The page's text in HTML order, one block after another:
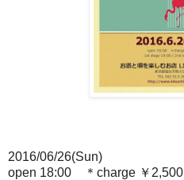
2016/06/26(Sun)
open 18:00 ＊charge ￥2,500